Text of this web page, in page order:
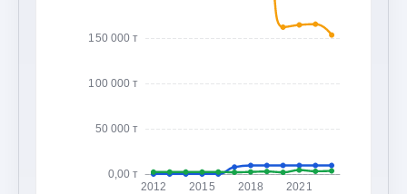
0,00 т
50 000 т
100 000 т
150 000 т
2012 2015 2018 2021